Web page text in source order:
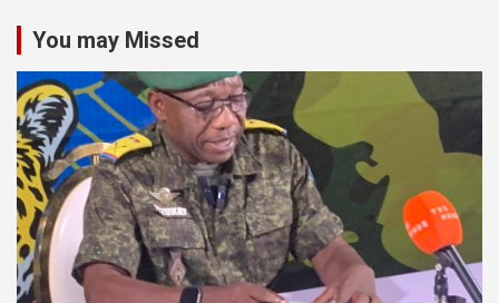
You may Missed